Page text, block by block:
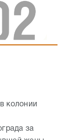
колонии
за